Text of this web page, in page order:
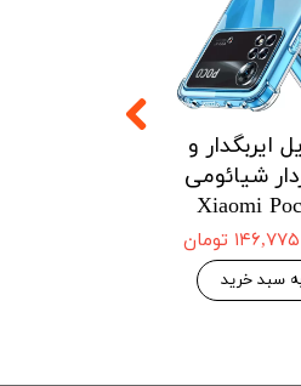
ایربگدار و
شیائومی
Xiaomi
۱۴۶,۷۷۵ تومان
سبد خرید